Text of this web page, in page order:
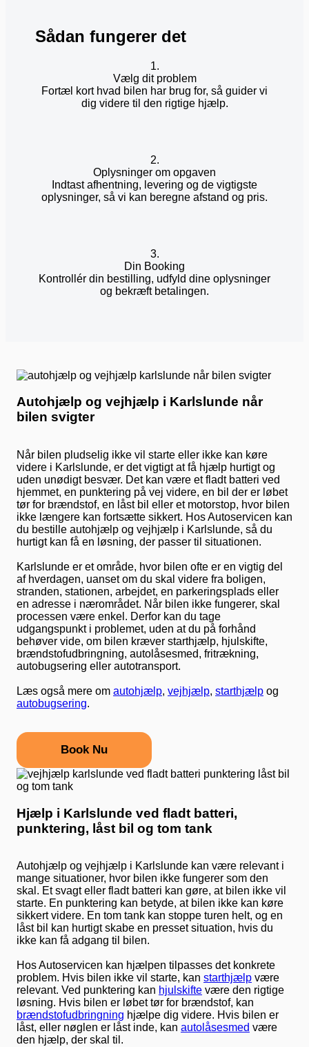
Sådan fungerer det
1.
Vælg dit problem
Fortæl kort hvad bilen har brug for, så guider vi
dig videre til den rigtige hjælp.
2.
Oplysninger om opgaven
Indtast afhentning, levering og de vigtigste
oplysninger, så vi kan beregne afstand og pris.
3.
Din Booking
Kontrollér din bestilling, udfyld dine oplysninger
og bekræft betalingen.
Autohjælp og vejhjælp i Karlslunde når
bilen svigter
Når bilen pludselig ikke vil starte eller ikke kan køre
videre i Karlslunde, er det vigtigt at få hjælp hurtigt og
uden unødigt besvær. Det kan være et fladt batteri ved
hjemmet, en punktering på vej videre, en bil der er løbet
tør for brændstof, en låst bil eller et motorstop, hvor bilen
ikke længere kan fortsætte sikkert. Hos Autoservicen kan
du bestille autohjælp og vejhjælp i Karlslunde, så du
hurtigt kan få en løsning, der passer til situationen.
Karlslunde er et område, hvor bilen ofte er en vigtig del
af hverdagen, uanset om du skal videre fra boligen,
stranden, stationen, arbejdet, en parkeringsplads eller
en adresse i nærområdet. Når bilen ikke fungerer, skal
processen være enkel. Derfor kan du tage
udgangspunkt i problemet, uden at du på forhånd
behøver vide, om bilen kræver starthjælp, hjulskifte,
brændstofudbringning, autolåsesmed, fritrækning,
autobugsering eller autotransport.
Læs også mere om autohjælp, vejhjælp, starthjælp og
autobugsering.
Book Nu
Hjælp i Karlslunde ved fladt batteri,
punktering, låst bil og tom tank
Autohjælp og vejhjælp i Karlslunde kan være relevant i
mange situationer, hvor bilen ikke fungerer som den
skal. Et svagt eller fladt batteri kan gøre, at bilen ikke vil
starte. En punktering kan betyde, at bilen ikke kan køre
sikkert videre. En tom tank kan stoppe turen helt, og en
låst bil kan hurtigt skabe en presset situation, hvis du
ikke kan få adgang til bilen.
Hos Autoservicen kan hjælpen tilpasses det konkrete
problem. Hvis bilen ikke vil starte, kan starthjælp være
relevant. Ved punktering kan hjulskifte være den rigtige
løsning. Hvis bilen er løbet tør for brændstof, kan
brændstofudbringning hjælpe dig videre. Hvis bilen er
låst, eller nøglen er låst inde, kan autolåsesmed være
den hjælp, der skal til.